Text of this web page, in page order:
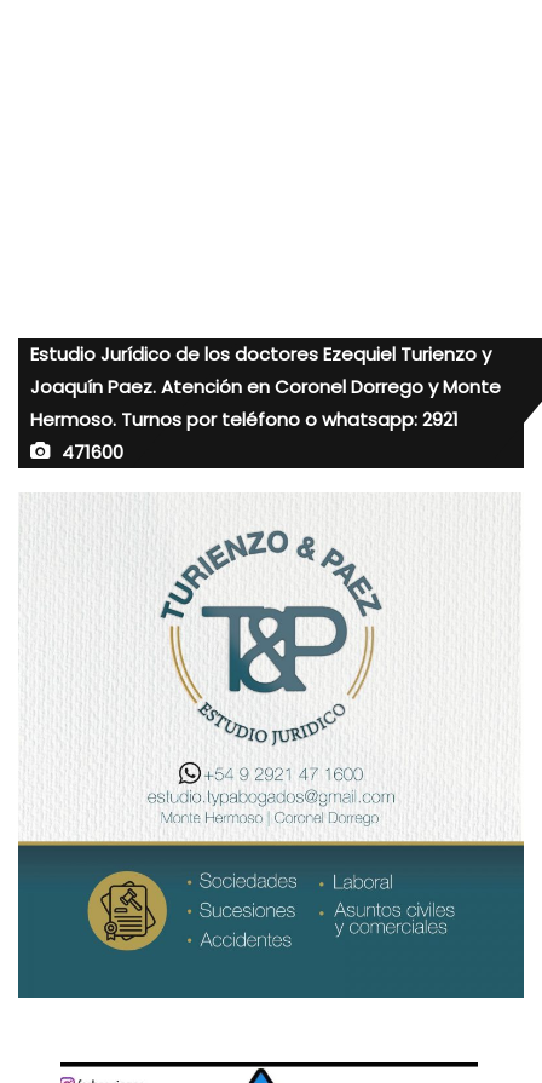
Estudio Jurídico de los doctores Ezequiel Turienzo y
Joaquín Paez. Atención en Coronel Dorrego y Monte
Hermoso. Turnos por teléfono o whatsapp: 2921
471600